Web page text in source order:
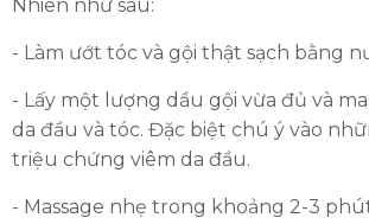
Nhiên như sau:
- Làm ướt tóc và gội thật sạch bằng
- Lấy một lượng dầu gội vừa đủ và
da đầu và tóc. Đặc biệt chú ý vào
triệu chứng viêm da đầu.
- Massage nhẹ trong khoảng 2-3